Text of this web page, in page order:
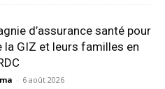
d’assurance santé pour
la GIZ et leurs familles en
- 6 août 2026